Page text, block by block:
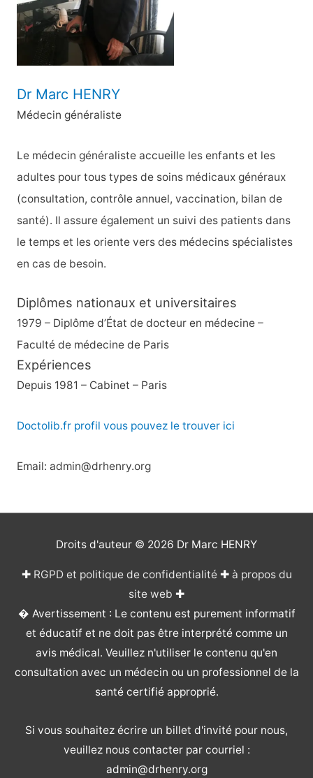
r
Dr Marc HENRY
Médecin généraliste
Le médecin généraliste accueille les enfants et les
adultes pour tous types de soins médicaux généraux
(consultation, contrôle annuel, vaccination, bilan de
santé). Il assure également un suivi des patients dans
le temps et les oriente vers des médecins spécialistes
en cas de besoin.
Diplômes nationaux et universitaires
1979 – Diplôme d’État de docteur en médecine –
Faculté de médecine de Paris
Expériences
Depuis 1981 – Cabinet – Paris
Doctolib.fr profil vous pouvez le trouver ici
Email: admin@drhenry.org
Droits d'auteur © 2026 Dr Marc HENRY
✚ RGPD et politique de confidentialité✚ à propos du
site web ✚
� Avertissement : Le contenu est purement informatif
et éducatif et ne doit pas être interprété comme un
avis médical. Veuillez n'utiliser le contenu qu'en
consultation avec un médecin ou un professionnel de la
santé certifié approprié.
Si vous souhaitez écrire un billet d'invité pour nous,
veuillez nous contacter par courriel :
admin@drhenry.org